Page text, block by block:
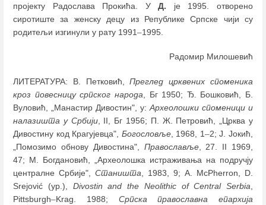
пројекту Радослава Прокића. УД. је 1995. отворено
сиротиште за женску децу из Републике Српске чији су
родитељи изгинули у рату 1991–1995.
Радомир Милошевић
ЛИТЕРАТУРА: В. Петковић,Преглед црквених споменика
кроз повесницу српског народа , Бг 1950; Ђ. Бошковић, Б.
Вуловић, „Манастир Дивостин", у: Археолошки споменици и
налазишта у Србији, II, Бг 1956; П. Ж. Петровић, „Црква у
Дивостину код Крагујевца", Богословље, 1968, 1–2; Ј. Јокић,
„Помозимо обнову Дивостина", Православље, 27. II 1969,
47; М. Богдановић, „Археолошка истраживања на подручју
централне Србије", Станишта , 1983, 9; А. McPherron, D.
Srejović (ур.), Divostin and the Neolithic of Central Serbia
Pittsburgh–Krag. 1988; Српска православна епархија